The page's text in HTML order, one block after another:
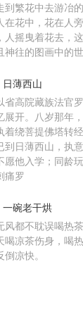
到繁花中去游冶
在花中，花在人
人摇曳着花去，
神往的图画中的世
日薄西山
省高院藏族法官
展开。八岁那年
着绕菩提佛塔转
到日薄西山，执
愿他入学；同龄
痛罗
一碗老干烘
风都不耽误喝热
喝凉茶伤身，喝
倒凉快。